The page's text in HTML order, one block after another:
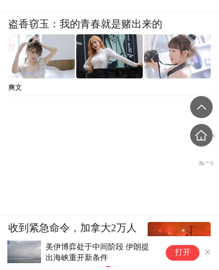
美伊博弈处于中间阶段 伊朗提
出海峡重开新条件
打开
盗香窃玉：我的青春就是赌出来的
爽文
收到紧急命令，加拿大2万人
连夜逃命